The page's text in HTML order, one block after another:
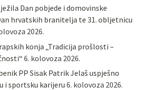
Dan pobjede i domovinske
hrvatskih branitelja te 31. obljetnicu
2026.
konja „Tradicija prošlosti –
6. kolovoza 2026.
PP Sisak Patrik Jelaš uspješno
i sportsku karijeru 6. kolovoza 2026.